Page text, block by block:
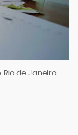
de Janeiro